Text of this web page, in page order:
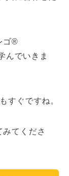
ゴ®
んでいきま
すぐですね。
てくださ